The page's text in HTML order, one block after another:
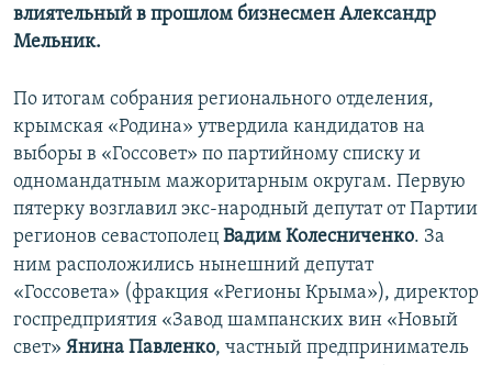
влиятельный в прошлом бизнесмен Александр
Мельник.
По итогам собрания регионального отделения,
крымская «Родина» утвердила кандидатов на
выборы в «Госсовет» по партийному списку и
одномандатным мажоритарным округам. Первую
пятерку возглавил экс-народный депутат от Партии
регионов севастополец Вадим Колесниченко. За
ним расположились нынешний депутат
«Госсовета» (фракция «Регионы Крыма»), директор
госпредприятия «Завод шампанских вин «Новый
свет» Янина Павленко, частный предприниматель